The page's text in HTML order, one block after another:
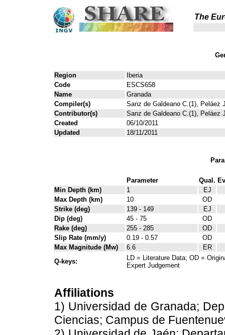
The
Region
Iberia
Code
ESCS658
Name
Granada
Compiler(s)
Sanz de Galdeano C.(1), Peláez
Contributor(s)
Sanz de Galdeano C.(1), Peláez
Created
06/10/2011
Updated
18/11/2011
Parameter Qual.
Min Depth (km)
1
EJ
Max Depth (km)
10
OD
Strike (deg)
139 - 149
EJ
Dip (deg)
45 - 75
OD
Rake (deg)
255 - 285
OD
Slip Rate (mm/y)
0.19 - 0.57
OD
Max Magnitude (Mw)
6.6
ER
Q-keys:
LD = Literature Data; OD =
Expert Judgement
Affiliations
1) Universidad de Granada;
Ciencias; Campus de